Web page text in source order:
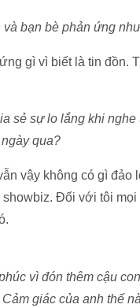
bạn bè phản ứng
gì vì biết là tin đồn.
sẻ sự lo lắng khi
qua?
vậy không có gì
Đối với tôi
vì đón thêm cậu
giác của anh thế